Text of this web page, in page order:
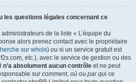
les questions légales concernant ce
de la liste « L’équipe du
alors prenez contact avec le propriétaire
sur whois) ou si un service gratuit est
etc.), avec le service de gestion ou des
n’a absolument aucun contrôle et ne peut
sur comment, où ou par qui ce